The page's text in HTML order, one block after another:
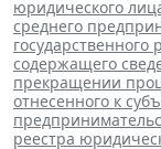
юридического
среднего
содержащего
прекращении
отнесенного к
реестра